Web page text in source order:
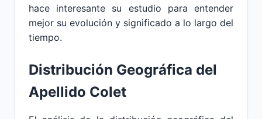
hace interesante su estudio para entender
mejor su evolución y significado a lo largo del
tiempo.
Distribución Geográfica del
Apellido Colet